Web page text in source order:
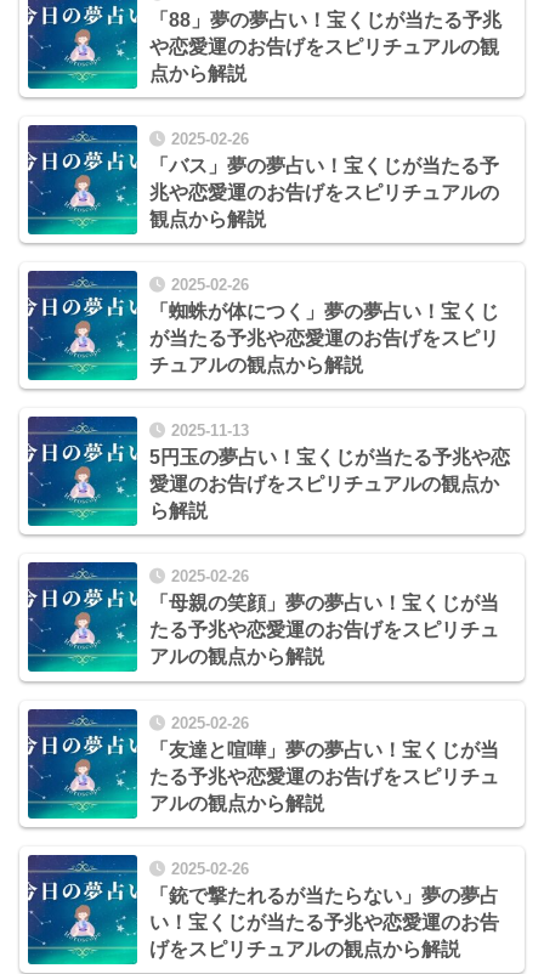
「88」夢の夢占い！宝くじが当たる予兆
や恋愛運のお告げをスピリチュアルの観
点から解説
2025-02-26
「バス」夢の夢占い！宝くじが当たる予
兆や恋愛運のお告げをスピリチュアルの
観点から解説
2025-02-26
「蜘蛛が体につく」夢の夢占い！宝くじ
が当たる予兆や恋愛運のお告げをスピリ
チュアルの観点から解説
2025-11-13
5円玉の夢占い！宝くじが当たる予兆や恋
愛運のお告げをスピリチュアルの観点か
ら解説
2025-02-26
「母親の笑顔」夢の夢占い！宝くじが当
たる予兆や恋愛運のお告げをスピリチュ
アルの観点から解説
2025-02-26
「友達と喧嘩」夢の夢占い！宝くじが当
たる予兆や恋愛運のお告げをスピリチュ
アルの観点から解説
2025-02-26
「銃で撃たれるが当たらない」夢の夢占
い！宝くじが当たる予兆や恋愛運のお告
げをスピリチュアルの観点から解説